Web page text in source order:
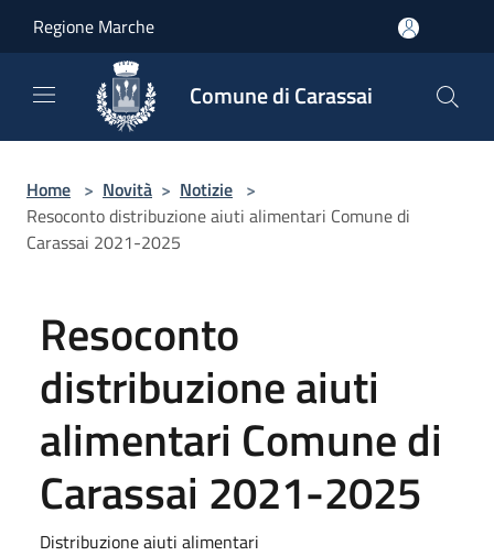
Regione Marche
Comune di Carassai
Home > Novità > Notizie >
Resoconto distribuzione aiuti alimentari Comune di
Carassai 2021-2025
Resoconto
distribuzione aiuti
alimentari Comune di
Carassai 2021-2025
Distribuzione aiuti alimentari